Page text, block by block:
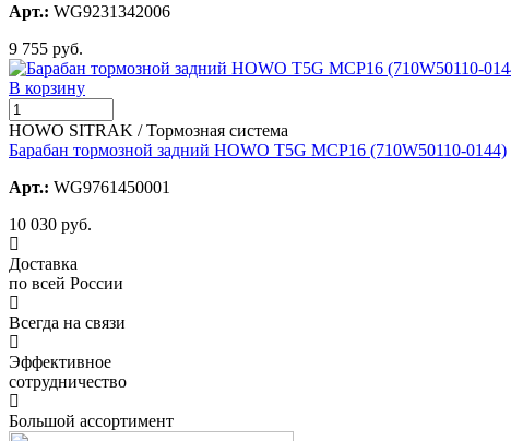
Арт.: WG9231342006
9 755 руб.
В корзину
HOWO SITRAK / Тормозная система
Барабан тормозной задний HOWO T5G MCP16 (710W50110-0144)
Арт.: WG9761450001
10 030 руб.
Доставка
по всей России
Всегда на связи
Эффективное
сотрудничество
Большой ассортимент